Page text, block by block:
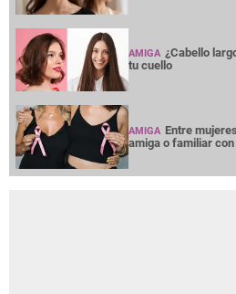
AMIGA ¿Cabello
tu cuello
AMIGA Entre
amiga o familiar